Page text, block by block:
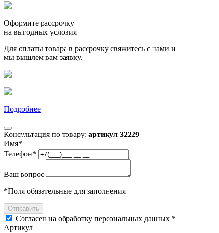
Оформите рассрочку
на выгодных условия
Для оплаты товара в рассрочку свяжитесь с нами и
мы вышлем вам заявку.
Подробнее
Консультация по товару: артикул 32229
Имя*
Телефон*
Ваш вопрос
*Поля обязательные для заполнения
Отправить
Согласен на обработку персональных данных *
Артикул